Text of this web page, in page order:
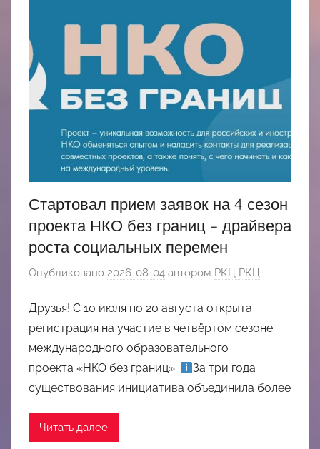
Стартовал прием заявок на 4 сезон
проекта НКО без границ – драйвера
роста социальных перемен
Опубликовано 2026-08-04 автором РКЦ РКЦ
Друзья! С 10 июля по 20 августа открыта
регистрация на участие в четвёртом сезоне
международного образовательного
проекта «НКО без границ».
За три года
существования инициатива объединила более
Читать далее